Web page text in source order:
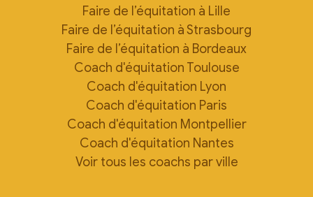
Faire de l’équitation à Lille
Faire de l’équitation à Strasbourg
Faire de l’équitation à Bordeaux
Coach d'équitation Toulouse
Coach d'équitation Lyon
Coach d'équitation Paris
Coach d'équitation Montpellier
Coach d'équitation Nantes
Voir tous les coachs par ville